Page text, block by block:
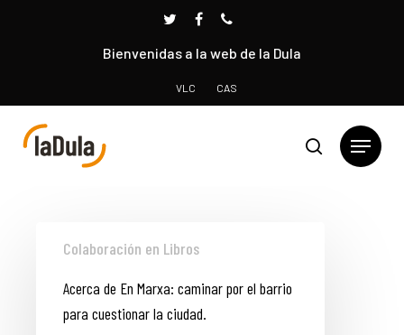
Bienvenidas a la web de la Dula
VLC CAS
Colaboración en Libros
Acerca de En Marxa: caminar por el barrio
para cuestionar la ciudad.